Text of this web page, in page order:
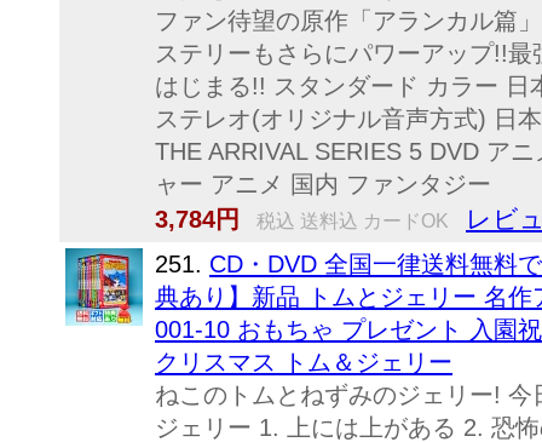
ファン待望の原作「アランカル篇
ステリーもさらにパワーアップ!!
はじまる!! スタンダード カラー
ステレオ(オリジナル音声方式) 日
THE ARRIVAL SERIES 5 DVD ア
ャー アニメ 国内 ファンタジー
3,784円
税込 送料込 カードOK レビ
251. CD・DVD 全国一律送料無料
典あり】新品 トムとジェリー 名
001-10 おもちゃ プレゼント 入園
クリスマス トム＆ジェリー
ねこのトムとねずみのジェリー!
ジェリー 1. 上には上がある 2. 恐